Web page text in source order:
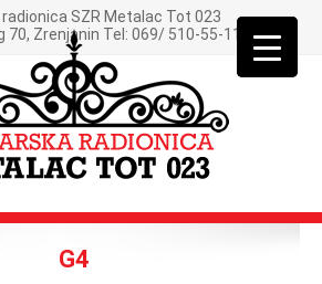
SZR Metalac Tot 023
70, Zrenjanin Tel: 069/ 510-55-11
G4